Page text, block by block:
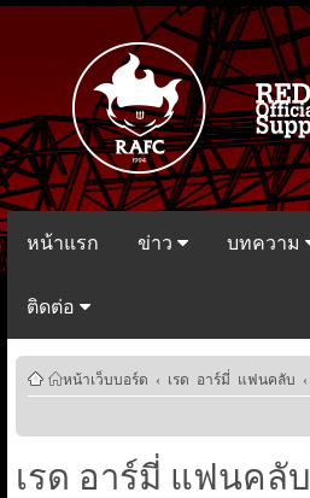
หน้าแรก ข่าว บทความ
ติดต่อ
หน้าเว็บบอร์ด ‹ เรด อาร์มี่ แฟนคลับ ‹
เรด อาร์มี่ แฟนคลับ